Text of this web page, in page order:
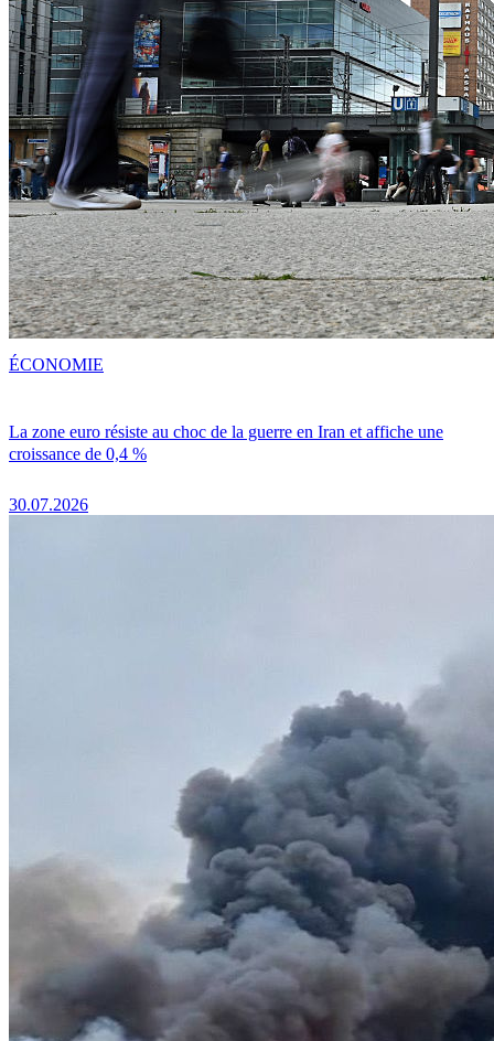
La zone euro résiste au choc de la guerre en Iran et affiche une
croissance de 0,4 %
30.07.2026
ÉCONOMIE